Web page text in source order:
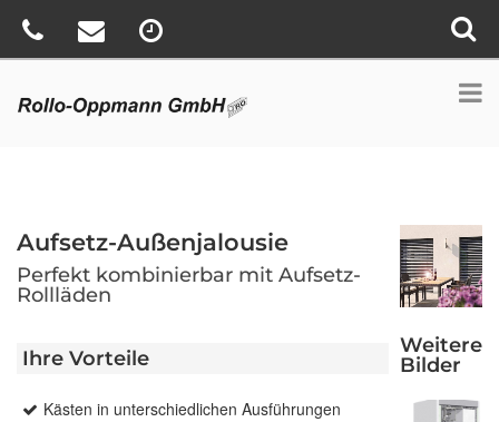
Aufsetz-Außenjalousie
Perfekt kombinierbar mit Aufsetz-
Rollläden
Ihre Vorteile
Kästen in unterschiedlichen Ausführungen
Weitere
Bilder